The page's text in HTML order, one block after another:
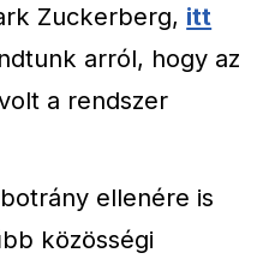
Zuckerberg, itt
arról, hogy az
a rendszer
ellenére is
közösségi